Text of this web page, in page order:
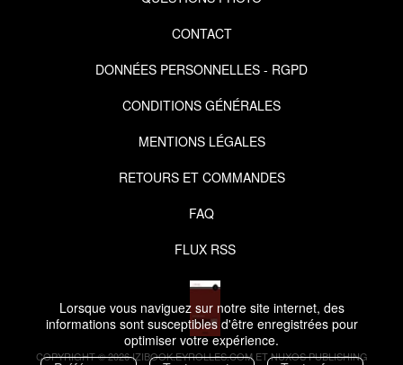
Lorsque vous naviguez sur notre site internet, des
informations sont susceptibles d'être enregistrées pour
optimiser votre expérience.
CONTACT
DONNÉES PERSONNELLES - RGPD
CONDITIONS GÉNÉRALES
MENTIONS LÉGALES
RETOURS ET COMMANDES
FAQ
FLUX RSS
COPYRIGHT © 2026 IZIBOOK.EYROLLES.COM ET NUXOS PUBLISHING